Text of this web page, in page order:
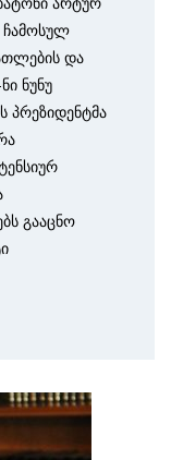
ჩამოსულ
და
ნუნუ
პრეზიდენტმა
გააცნო